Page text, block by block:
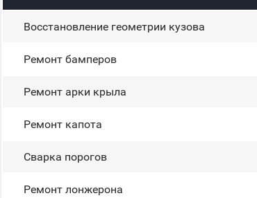
Восстановление геометрии кузова
Ремонт бамперов
Ремонт арки крыла
Ремонт капота
Сварка порогов
Ремонт лонжерона